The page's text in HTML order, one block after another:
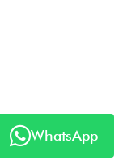
WhatsApp